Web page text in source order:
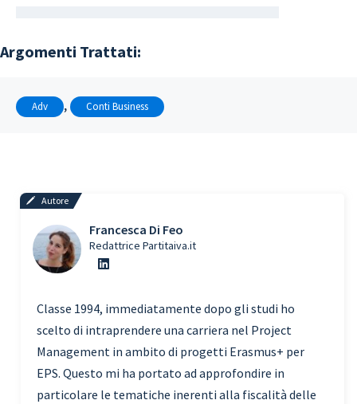
Argomenti Trattati:
Adv , Conti Business
Autore
Francesca Di Feo
Redattrice Partitaiva.it
Classe 1994, immediatamente dopo gli studi ho
scelto di intraprendere una carriera nel Project
Management in ambito di progetti Erasmus+ per
EPS. Questo mi ha portato ad approfondire in
particolare le tematiche inerenti alla fiscalità delle